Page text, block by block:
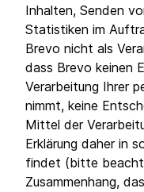
Inhalten, Senden
Statistiken im
Brevo nicht als
dass Brevo keinen
Verarbeitung Ihrer
nimmt, keine
Mittel der
Erklärung daher in
findet (bitte
Zusammenhang,